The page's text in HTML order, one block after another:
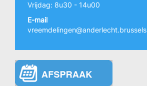
Vrijdag: 8u30 - 14u00
E-mail
vreemdelingen@anderlecht.brussels